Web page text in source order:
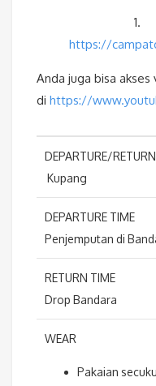
1.
https://
Anda juga bisa akses
di https://
DEPARTURE/
Kupang
DEPARTURE TIME
Penjemputan di
RETURN TIME
Drop Bandara
WEAR
Pakaian